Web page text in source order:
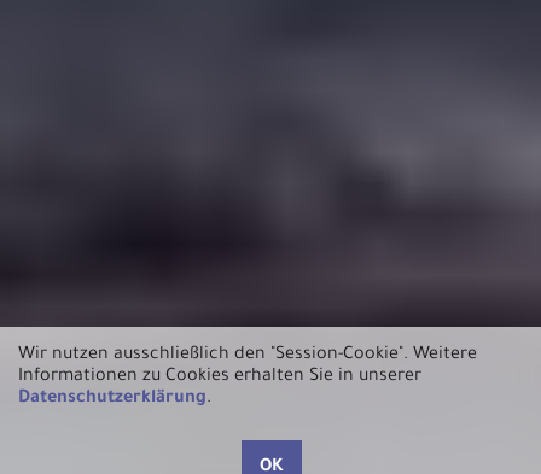
Wir nutzen ausschließlich den "Session-Cookie". Weitere
Informationen zu Cookies erhalten Sie in unserer
Datenschutzerklärung.
OK